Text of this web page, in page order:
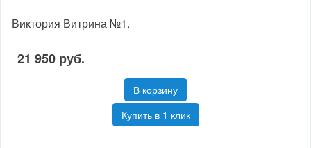
Виктория Витрина №1.
21 950 руб.
В корзину
Купить в 1 клик